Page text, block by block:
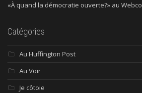
«À quand la démocratie ouverte?» au
Catégories
Au Huffington Post
Au Voir
Je côtoie